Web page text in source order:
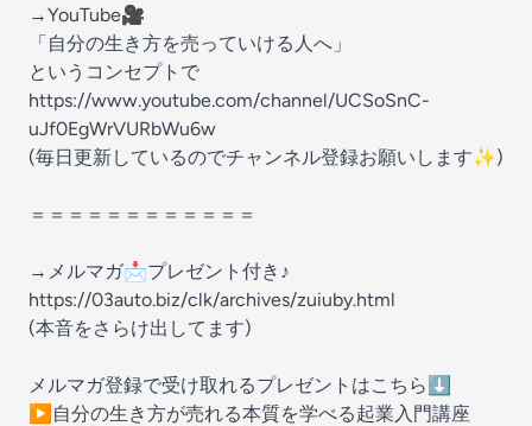
→YouTube🎥
「自分の生き方を売っていける人へ」
というコンセプトで
https://www.youtube.com/channel/UCSoSnC-
uJf0EgWrVURbWu6w
(毎日更新しているのでチャンネル登録お願いします✨)
＝＝＝＝＝＝＝＝＝＝＝＝
→メルマガ📩プレゼント付き♪
https://03auto.biz/clk/archives/zuiuby.html
(本音をさらけ出してます)
メルマガ登録で受け取れるプレゼントはこちら⬇️
▶︎自分の生き方が売れる本質を学べる起業入門講座